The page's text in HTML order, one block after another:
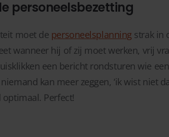
personeelsbezetting
moet de personeelsplanning strak in
wanneer hij of zij moet werken, vrij
een bericht rondsturen wie
kan meer zeggen, ‘ik wist niet
Perfect!